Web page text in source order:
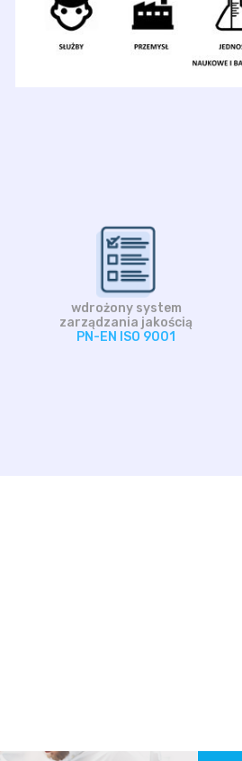
wdrożony system
zarządzania jakością
PN-EN ISO 9001